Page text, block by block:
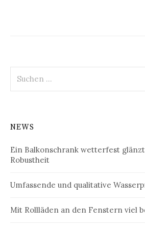
nach:
NEWS
Ein Balkonschrank wetterfest
Robustheit
Umfassende und qualitative
Mit Rollläden an den Fenstern viel